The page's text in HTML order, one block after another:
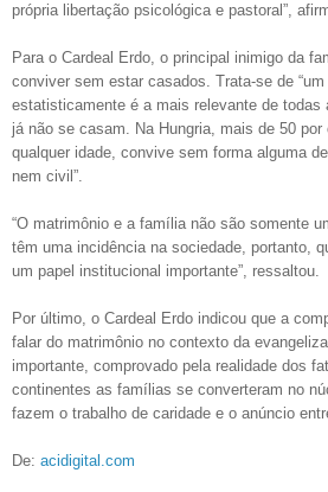
própria libertação psicológica e pastoral”,
Para o Cardeal Erdo, o principal inimigo da
conviver sem estar casados. Trata-se de
estatisticamente é a mais relevante de todas
já não se casam. Na Hungria, mais de 50
qualquer idade, convive sem forma alguma
nem civil”.
“O matrimônio e a família não são somente
têm uma incidência na sociedade, portanto,
um papel institucional importante”, ressaltou.
Por último, o Cardeal Erdo indicou que a
falar do matrimônio no contexto da
importante, comprovado pela realidade dos
continentes as famílias se converteram no
fazem o trabalho de caridade e o anúncio
De: acidigital.com